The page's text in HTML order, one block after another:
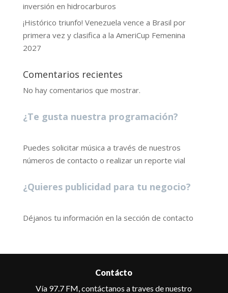
inversión en hidrocarburos
¡Histórico triunfo! Venezuela vence a Brasil por
primera vez y clasifica a la AmeriCup Femenina
2027
Comentarios recientes
No hay comentarios que mostrar.
¿Te gusta nuestra programación?
Puedes solicitar música a través de nuestros
números de contacto o realizar un reporte vial
¿Quieres publicidad para tu negocio?
Déjanos tu información en la sección de contacto
Contácto
Vía 97.7 FM, contáctanos a traves de nuestro